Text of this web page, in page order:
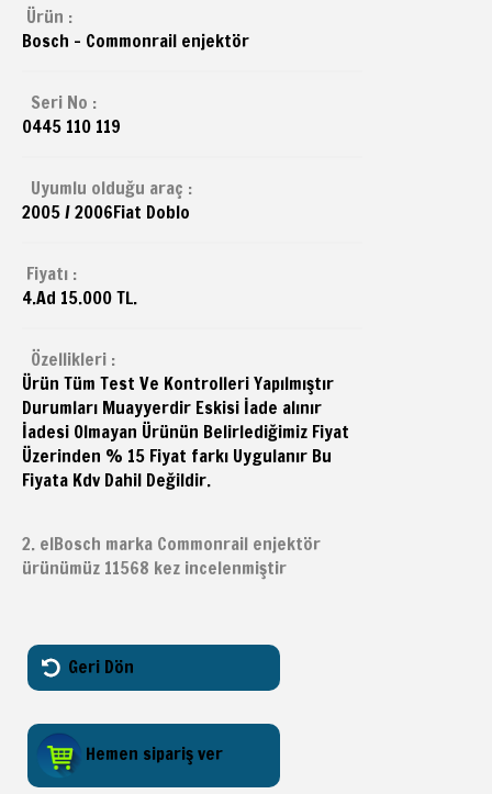
Ürün :
Bosch - Commonrail enjektör
Seri No :
0445 110 119
Uyumlu olduğu araç :
2005 / 2006Fiat Doblo
Fiyatı :
4.Ad 15.000 TL.
Özellikleri :
Ürün Tüm Test Ve Kontrolleri Yapılmıştır
Durumları Muayyerdir Eskisi İade alınır
İadesi Olmayan Ürünün Belirlediğimiz Fiyat
Üzerinden % 15 Fiyat farkı Uygulanır Bu
Fiyata Kdv Dahil Değildir.
2. elBosch marka Commonrail enjektör
ürünümüz 11568 kez incelenmiştir
Geri Dön
Hemen sipariş ver